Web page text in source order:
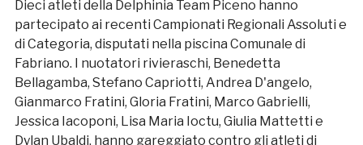
Dieci atleti della Delphinia Team Piceno hanno
partecipato ai recenti Campionati Regionali Assoluti e
di Categoria, disputati nella piscina Comunale di
Fabriano. I nuotatori rivieraschi, Benedetta
Bellagamba, Stefano Capriotti, Andrea D'angelo,
Gianmarco Fratini, Gloria Fratini, Marco Gabrielli,
Jessica Iacoponi, Lisa Maria Ioctu, Giulia Mattetti e
Dylan Ubaldi, hanno gareggiato contro gli atleti di